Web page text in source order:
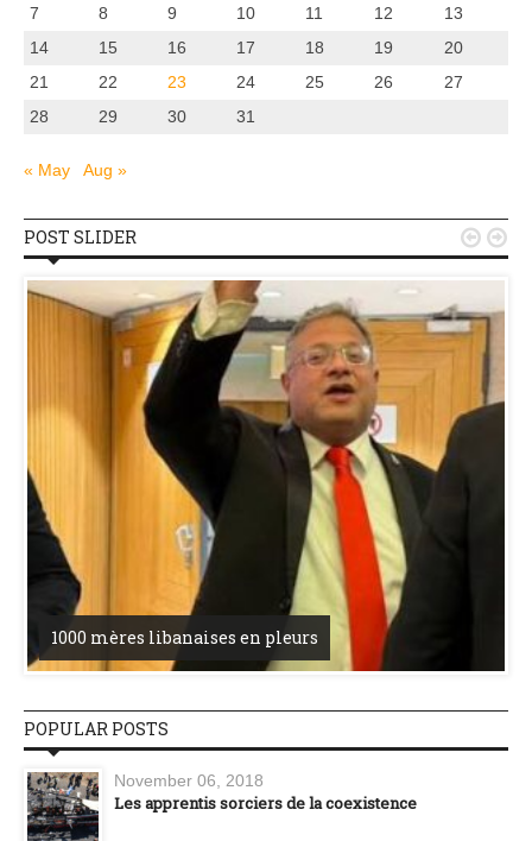
7
8 9 10 11 12
13
14
15 16 17 18 19
20
21
22 23 24 25 26
27
28
29 30 31
« May Aug »
POST SLIDER
1000 mères libanaises en pleurs
 
POPULAR POSTS
November 06, 2018
Les apprentis sorciers de la coexistence